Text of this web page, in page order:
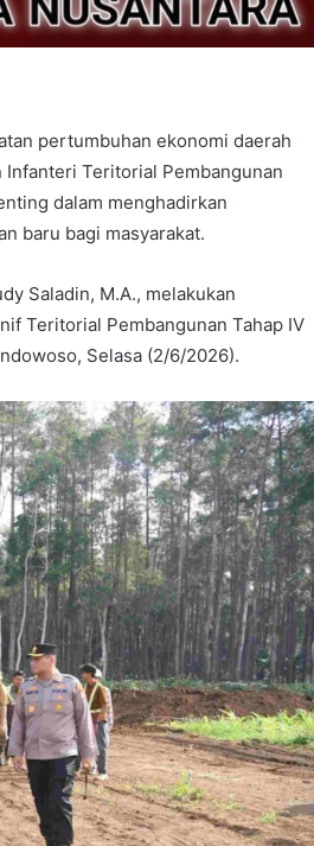
pertumbuhan ekonomi daerah
Teritorial Pembangunan
dalam menghadirkan
baru bagi masyarakat.
Saladin, M.A., melakukan
Teritorial Pembangunan Tahap IV
Selasa (2/6/2026).